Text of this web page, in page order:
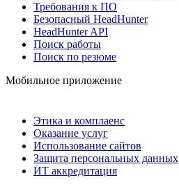
Требования к ПО
Безопасный HeadHunter
HeadHunter API
Поиск работы
Поиск по резюме
Мобильное приложение
Этика и комплаенс
Оказание услуг
Использование сайтов
Защита персональных данных
ИТ аккредитация